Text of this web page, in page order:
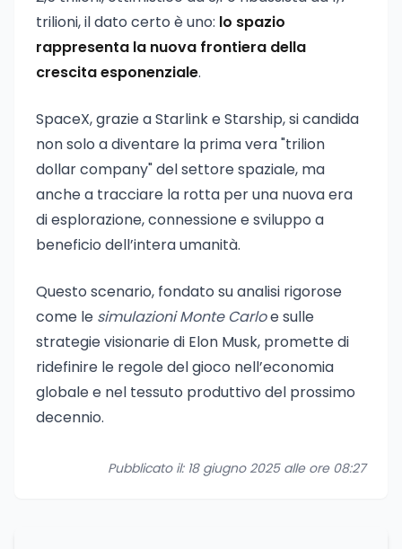
trilioni, il dato certo è uno: lo spazio
rappresenta la nuova frontiera della
crescita esponenziale.
SpaceX, grazie a Starlink e Starship, si candida
non solo a diventare la prima vera "trilion
dollar company" del settore spaziale, ma
anche a tracciare la rotta per una nuova era
di esplorazione, connessione e sviluppo a
beneficio dell’intera umanità.
Questo scenario, fondato su analisi rigorose
come le simulazioni Monte Carloe sulle
strategie visionarie di Elon Musk, promette di
ridefinire le regole del gioco nell’economia
globale e nel tessuto produttivo del prossimo
decennio.
Pubblicato il: 18 giugno 2025 alle ore 08:27